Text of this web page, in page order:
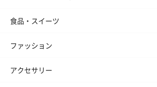
食品・スイーツ
ファッション
アクセサリー